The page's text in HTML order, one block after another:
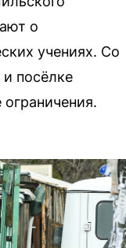
о
учениях. Со
посёлке